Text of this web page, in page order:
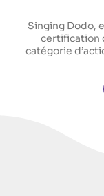
Singing Dodo,
certification
catégorie